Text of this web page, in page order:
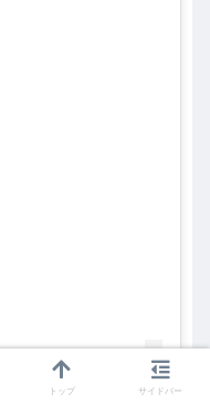
トップ サイドバー